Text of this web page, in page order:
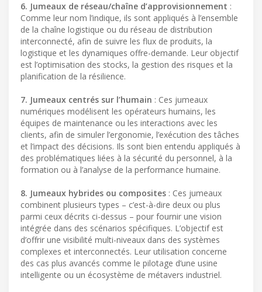
6. Jumeaux de réseau/chaîne d’approvisionnement :
Comme leur nom l’indique, ils sont appliqués à l’ensemble
de la chaîne logistique ou du réseau de distribution
interconnecté, afin de suivre les flux de produits, la
logistique et les dynamiques offre-demande. Leur objectif
est l’optimisation des stocks, la gestion des risques et la
planification de la résilience.
7. Jumeaux centrés sur l’humain : Ces jumeaux
numériques modélisent les opérateurs humains, les
équipes de maintenance ou les interactions avec les
clients, afin de simuler l’ergonomie, l’exécution des tâches
et l’impact des décisions. Ils sont bien entendu appliqués à
des problématiques liées à la sécurité du personnel, à la
formation ou à l’analyse de la performance humaine.
8. Jumeaux hybrides ou composites : Ces jumeaux
combinent plusieurs types – c’est-à-dire deux ou plus
parmi ceux décrits ci-dessus – pour fournir une vision
intégrée dans des scénarios spécifiques. L’objectif est
d’offrir une visibilité multi-niveaux dans des systèmes
complexes et interconnectés. Leur utilisation concerne
des cas plus avancés comme le pilotage d’une usine
intelligente ou un écosystème de métavers industriel.